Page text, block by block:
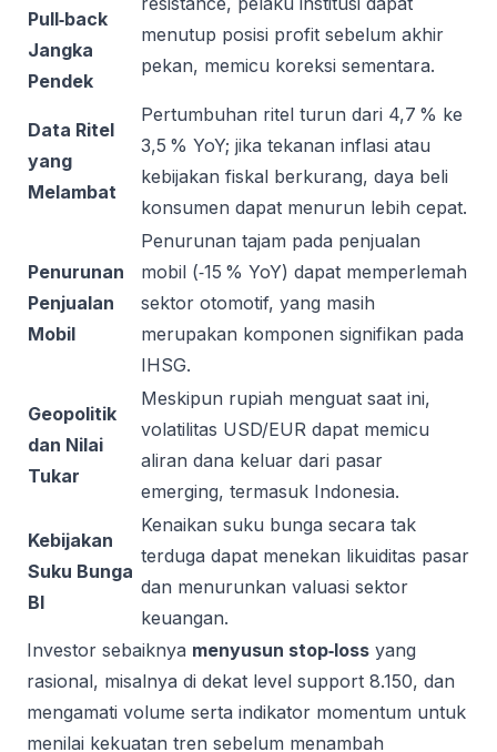
Pull‑back
Jangka
Pendek
menutup posisi profit sebelum akhir
pekan, memicu koreksi sementara.
Data Ritel
yang
Melambat
Pertumbuhan ritel turun dari 4,7 % ke
3,5 % YoY; jika tekanan inflasi atau
kebijakan fiskal berkurang, daya beli
konsumen dapat menurun lebih cepat.
Penurunan
Penjualan
Mobil
Penurunan tajam pada penjualan
mobil (‑15 % YoY) dapat memperlemah
sektor otomotif, yang masih
merupakan komponen signifikan pada
IHSG.
Geopolitik
dan Nilai
Tukar
Meskipun rupiah menguat saat ini,
volatilitas USD/EUR dapat memicu
aliran dana keluar dari pasar
emerging, termasuk Indonesia.
Kebijakan
Suku Bunga
BI
Kenaikan suku bunga secara tak
terduga dapat menekan likuiditas pasar
dan menurunkan valuasi sektor
keuangan.
Investor sebaiknya menyusun stop‑loss yang
rasional, misalnya di dekat level support 8.150, dan
mengamati volume serta indikator momentum untuk
menilai kekuatan tren sebelum menambah